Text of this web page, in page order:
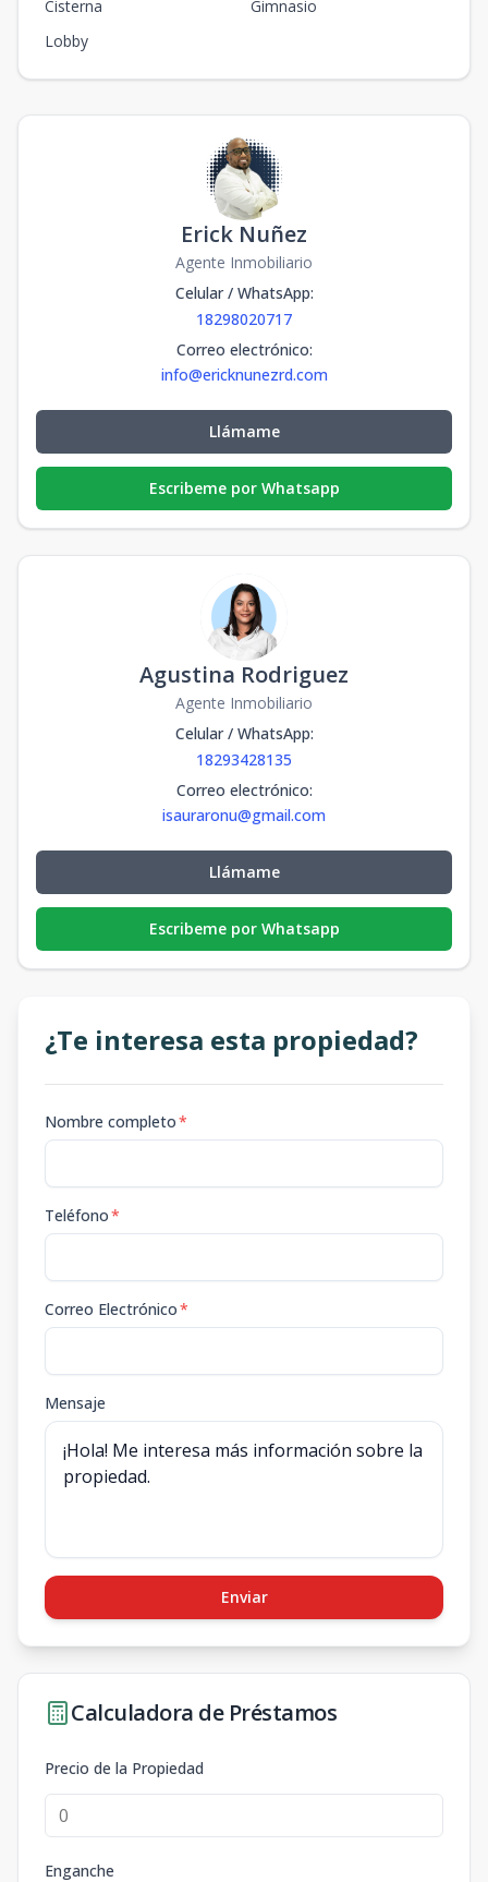
Cisterna
Gimnasio
Lobby
Erick Nuñez
Agente Inmobiliario
Celular / WhatsApp:
18298020717
Correo electrónico:
info@ericknunezrd.com
Llámame
Escribeme por Whatsapp
Agustina Rodriguez
Agente Inmobiliario
Celular / WhatsApp:
18293428135
Correo electrónico:
isauraronu@gmail.com
Llámame
Escribeme por Whatsapp
¿Te interesa esta propiedad?
Nombre completo*
Teléfono*
Correo Electrónico*
Mensaje
Enviar
Calculadora de Préstamos
Precio de la Propiedad
Enganche